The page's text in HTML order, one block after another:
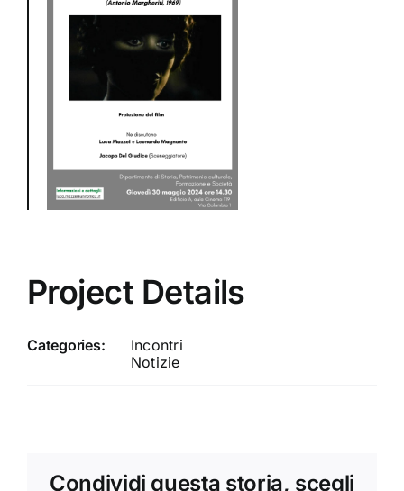
Project Details
Categories:
Incontri
Notizie
Condividi questa storia, scegli